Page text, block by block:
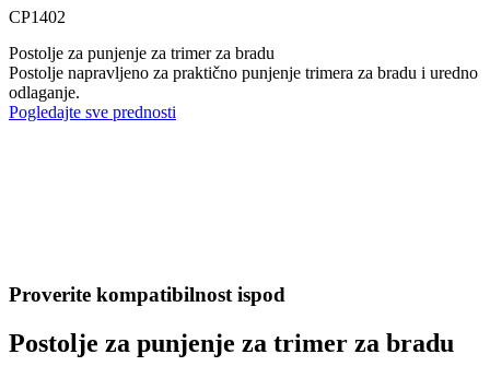
CP1402
Postolje za punjenje za trimer za bradu
Postolje napravljeno za praktično punjenje trimera za bradu i uredno
odlaganje.
Pogledajte sve prednosti
Proverite kompatibilnost ispod
Postolje za punjenje za trimer za bradu